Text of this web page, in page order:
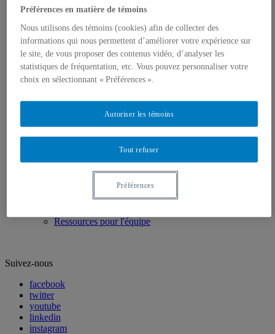
(séjours à l’étranger)
Formation pratique
Présentation
Activités cliniques
Concours de plaidoirie
Cours stage
Revue québécoise de droit international
Regroupements de recherche
Revues scientifiques
Équipe enseignante
Professeurs réguliers
Professeurs associés
Professeure visiteuse
Ressources pour l'équipe
Suivez-nous
facebook
twitter
youtube
linkedin
instagram
Préférences en matière de témoins
Nous utilisons des témoins (cookies) afin de collecter des
informations qui nous permettent d’améliorer votre expérience sur
le site, de vous proposer des contenus vidéo, d’analyser les
statistiques de fréquentation, etc. Vous pouvez personnaliser votre
choix en sélectionnant « Préférences ».
Tout refuser
Autoriser les témoins
Préférences